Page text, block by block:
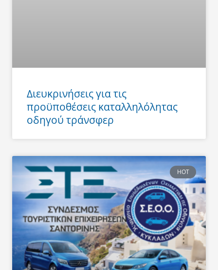
Διευκρινήσεις για τις
προϋποθέσεις καταλληλόλητας
οδηγού τράνσφερ
HOT